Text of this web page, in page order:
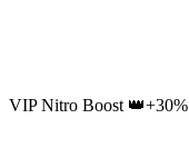
VIP Nitro Boost 👑+30%